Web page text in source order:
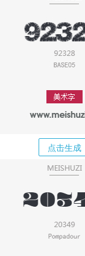
点击生成